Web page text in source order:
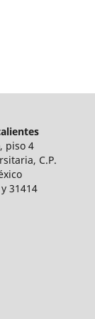
piso 4
C.P.
31414